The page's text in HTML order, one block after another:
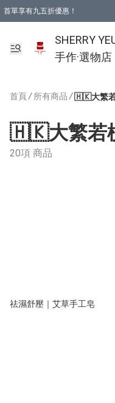
首單享有九五折優惠！
SHERRY
手作·選物店
首頁/ 所有商品 /🇭🇰大繁
🇭🇰大繁若
20項 商品
祛濕舒壓｜艾草手工皂